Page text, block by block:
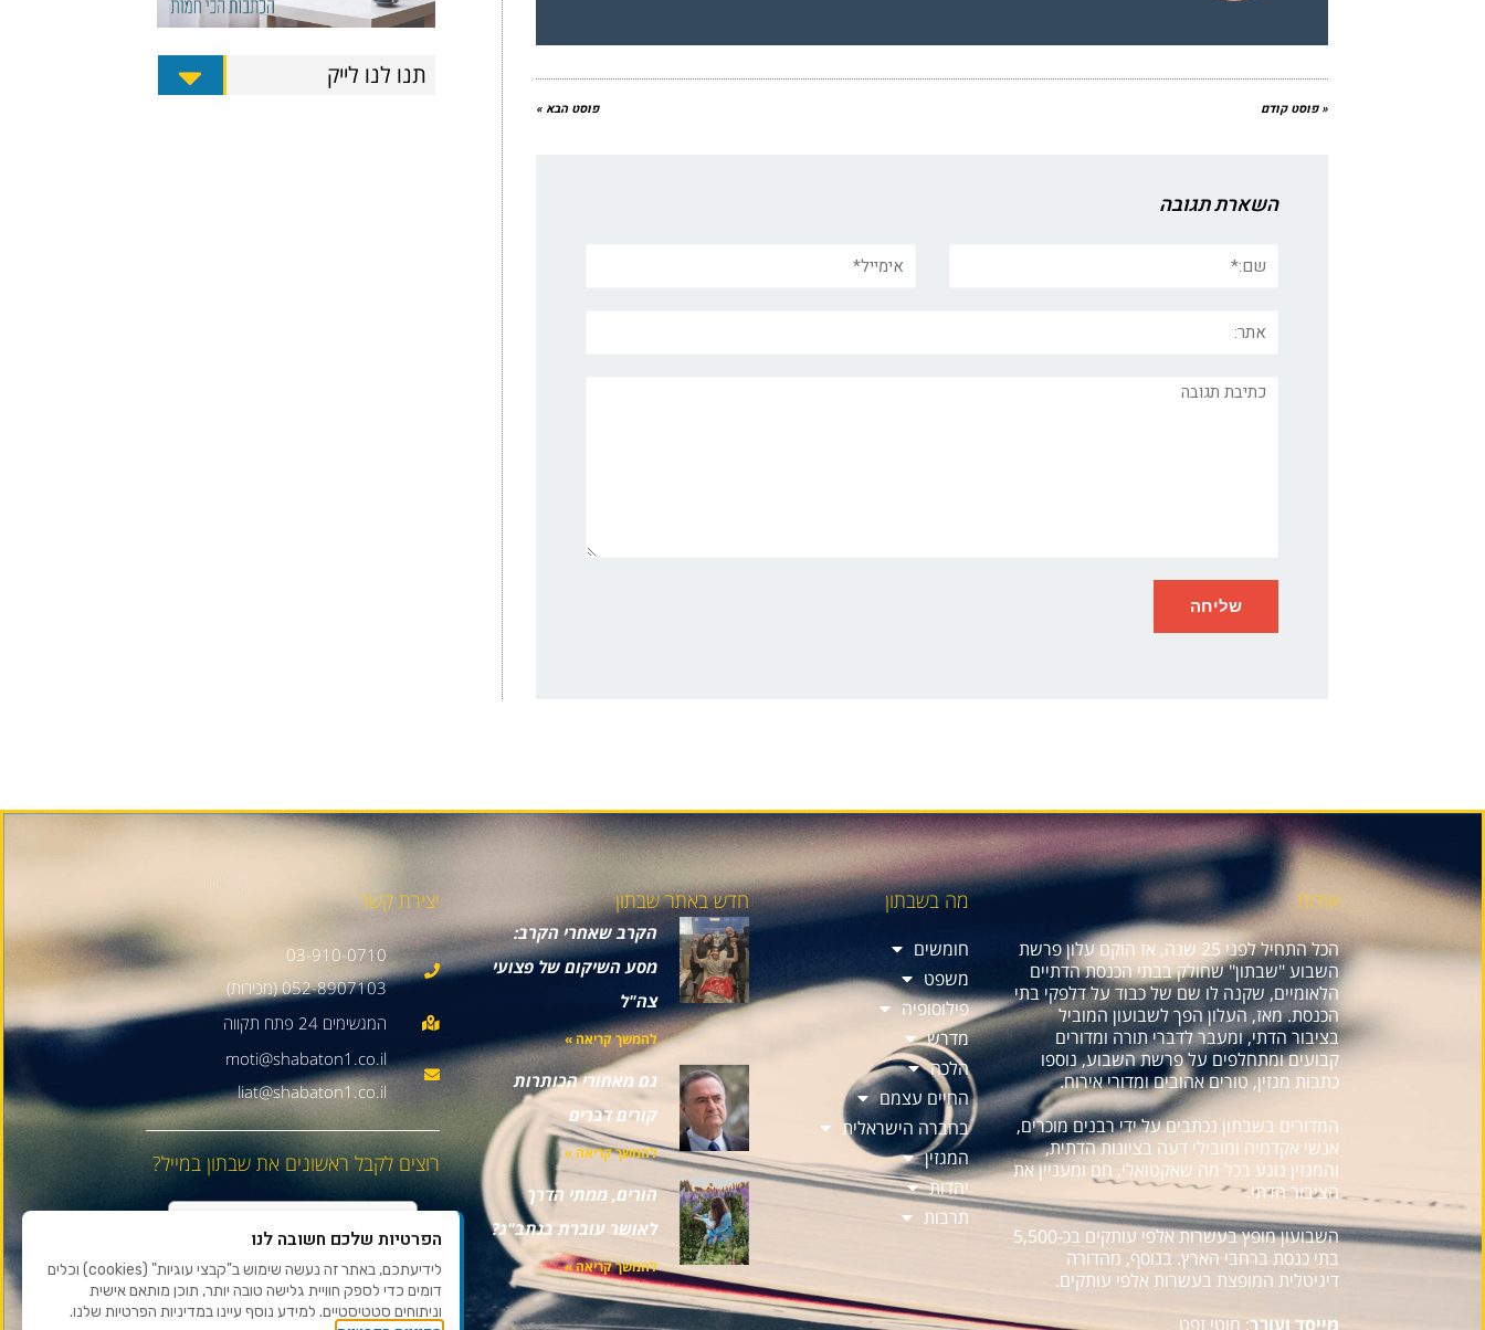
« פוסט קודם פוסט הבא »
השארת תגובה
תגובה
תנו לנו לייק
אודות
הכל התחיל לפני 25 שנה, אז הוקם עלון פרשת
השבוע "שבתון" שחולק בבתי הכנסת הדתיים
הלאומיים, שקנה לו שם של כבוד על דלפקי בתי
הכנסת. מאז, העלון הפך לשבועון המוביל
בציבור הדתי, ומעבר לדברי תורה ומדורים
קבועים ומתחלפים על פרשת השבוע, נוספו
כתבות מגזין, טורים אהובים ומדורי אירוח.
המדורים בשבתון נכתבים על ידי רבנים מוכרים,
אנשי אקדמיה ומובילי דעה בציונות הדתית,
והמגזין נוגע בכל מה שאקטואלי, חם ומעניין את
הציבור הדתי.
השבועון מופץ בעשרות אלפי עותקים בכ-5,500
בתי כנסת ברחבי הארץ. בנוסף, מהדורה
דיגיטלית המופצת בעשרות אלפי עותקים.
מייסד ועורך: מוטי זפט
מה בשבתון
חומשים
משפט
פילוסופיה
מדרש
הלכה
החיים עצמם
בחברה הישראלית
המגזין
יהדות
תרבות
חדש באתר שבתון
הקרב שאחרי הקרב:
מסע השיקום של פצועי
צה"ל
להמשך קריאה »
גם מאחורי הכותרות
קורים דברים
להמשך קריאה »
הורים, ממתי הדרך
לאושר עוברת בנתב"ג?
להמשך קריאה »
יצירת קשר
03-910-0710
052-8907103 (מכירות)
moti@shabaton1.co.il
liat@shabaton1.co.il
רוצים לקבל ראשונים את שבתון במייל?
הפרטיות שלכם חשובה לנו
לידיעתכם, באתר זה נעשה שימוש ב"קבצי עוגיות" (cookies) וכלים
דומים כדי לספק חוויית גלישה טובה יותר, תוכן מותאם אישית
וניתוחים סטטיסטיים. למידע נוסף עיינו במדיניות הפרטיות שלנו.